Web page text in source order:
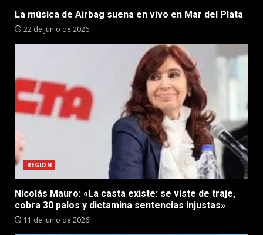
La música de Airbag suena en vivo en Mar del Plata
22 de junio de 2026
REGION
Nicolás Mauro: «La casta existe: se viste de traje,
cobra 30 palos y dictamina sentencias injustas»
11 de junio de 2026